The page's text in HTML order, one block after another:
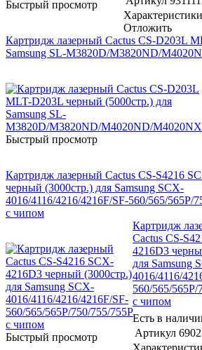
Быстрый просмотр
Характеристики
Отложить
Картридж лазерный Cactus CS-D203L
Samsung SL-M3820D/M3820ND/
Быстрый просмотр
Картридж лазерный Cactus CS-S4216
черный (3000стр.) для Samsung SCX-
4016/4116/4216/4216F/SF-560/565/565P/
с чипом
Быстрый просмотр
Картридж
Cactus CS-
4216D3
для Samsung
4016/4116/
560/565/565P/
с чипом
Есть в
Артикул